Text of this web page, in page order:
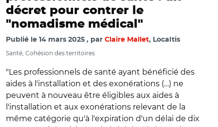
décret pour contrer le
"nomadisme médical"
Publié le 14 mars 2025 par Claire Mallet, Localtis
Santé, Cohésion des territoires
"Les professionnels de santé ayant bénéficié des
aides à l'installation et des exonérations (…) ne
peuvent à nouveau être éligibles aux aides à
l'installation et aux exonérations relevant de la
même catégorie qu'à l'expiration d'un délai de dix